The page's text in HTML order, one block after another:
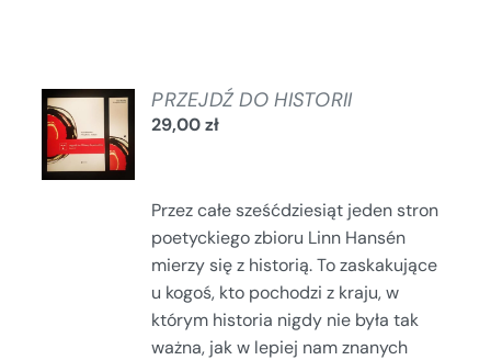
DODAJ
KOSZYKA
/
SZCZEGÓŁY
PRZEJDŹ DO HISTORII
29,00zł
Przez całe sześćdziesiąt jeden stron
poetyckiego zbioru Linn Hansén
mierzy się z historią. To zaskakujące
u kogoś, kto pochodzi z kraju, w
którym historia nigdy nie była tak
ważna, jak w lepiej nam znanych